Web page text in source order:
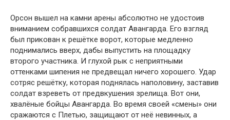
Орсон вышел на камни арены абсолютно не удостоив
вниманием собравшихся солдат Авангарда. Его взгляд
был прикован к решётке ворот, которые медленно
поднимались вверх, дабы выпустить на площадку
второго участника. И глухой рык с неприятными
оттенками шипения не предвещал ничего хорошего. Удар
сотряс решётку, которая поднялась наполовину, заставив
солдат взреветь от предвкушения зрелища. Вот они,
хвалёные бойцы Авангарда. Во время своей «смены» они
сражаются с Плетью, защищают от неё невинных, а